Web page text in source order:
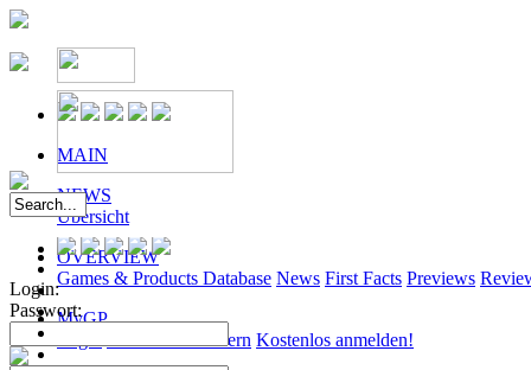
MAIN
NEWS
Übersicht
OVERVIEW
Games & Products Database News First Facts Previews
MyGP
Passwort anfordern Kostenlos anmelden!
Login:
Passwort: